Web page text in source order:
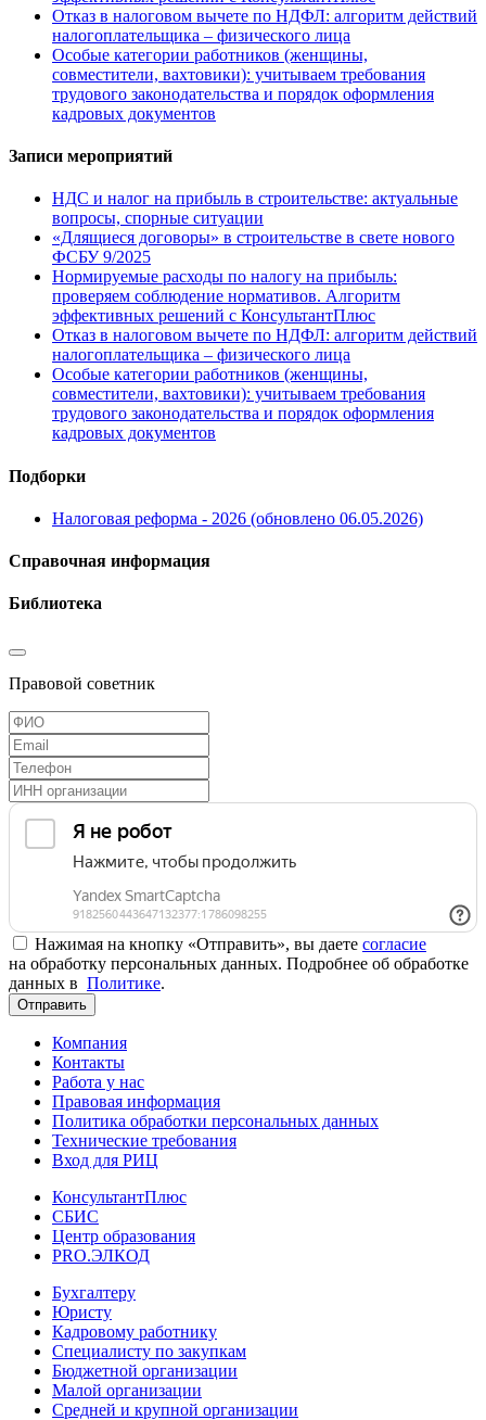
Отказ в налоговом вычете по НДФЛ: алгоритм действий
налогоплательщика – физического лица
Особые категории работников (женщины,
совместители, вахтовики): учитываем требования
трудового законодательства и порядок оформления
кадровых документов
Записи мероприятий
НДС и налог на прибыль в строительстве: актуальные
вопросы, спорные ситуации
«Длящиеся договоры» в строительстве в свете нового
ФСБУ 9/2025
Нормируемые расходы по налогу на прибыль:
проверяем соблюдение нормативов. Алгоритм
эффективных решений с КонсультантПлюс
Отказ в налоговом вычете по НДФЛ: алгоритм действий
налогоплательщика – физического лица
Особые категории работников (женщины,
совместители, вахтовики): учитываем требования
трудового законодательства и порядок оформления
кадровых документов
Подборки
Налоговая реформа - 2026 (обновлено 06.05.2026)
Справочная информация
Библиотека
Правовой советник
Нажимая на кнопку «Отправить», вы даете согласие
на обработку персональных данных. Подробнее об обработке
данных в Политике.
Отправить
Компания
Контакты
Работа у нас
Правовая информация
Политика обработки персональных данных
Технические требования
Вход для РИЦ
КонсультантПлюс
СБИС
Центр образования
PRO.ЭЛКОД
Бухгалтеру
Юристу
Кадровому работнику
Специалисту по закупкам
Бюджетной организации
Малой организации
Средней и крупной организации